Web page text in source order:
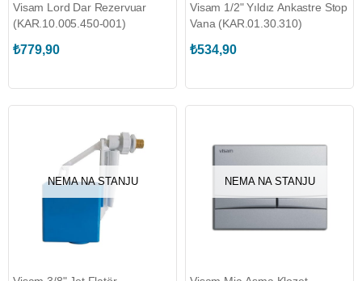
Visam Lord Dar Rezervuar
(KAR.10.005.450-001)
₺779,90
Visam 1/2" Yıldız Ankastre Stop
Vana (KAR.01.30.310)
₺534,90
NEMA NA STANJU NEMA NA STANJU